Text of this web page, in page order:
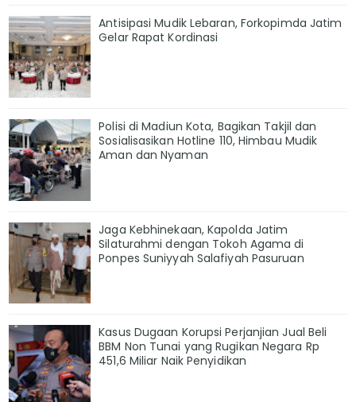
Antisipasi Mudik Lebaran, Forkopimda Jatim
Gelar Rapat Kordinasi
Polisi di Madiun Kota, Bagikan Takjil dan
Sosialisasikan Hotline 110, Himbau Mudik
Aman dan Nyaman
Jaga Kebhinekaan, Kapolda Jatim
Silaturahmi dengan Tokoh Agama di
Ponpes Suniyyah Salafiyah Pasuruan
Kasus Dugaan Korupsi Perjanjian Jual Beli
BBM Non Tunai yang Rugikan Negara Rp
451,6 Miliar Naik Penyidikan